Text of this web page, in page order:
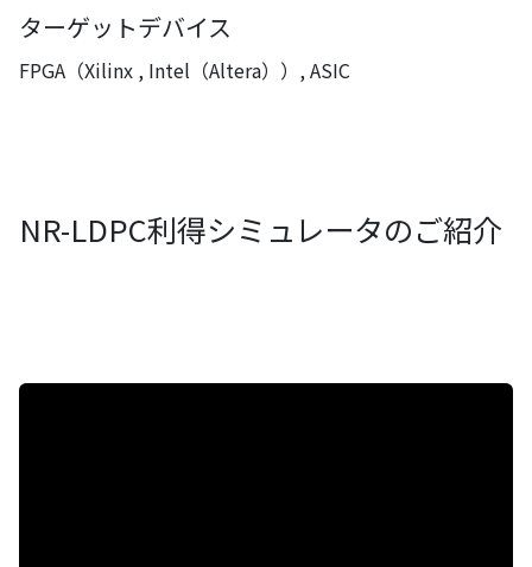
ターゲットデバイス
FPGA（Xilinx , Intel（Altera））, ASIC
NR-LDPC利得シミュレータのご紹介